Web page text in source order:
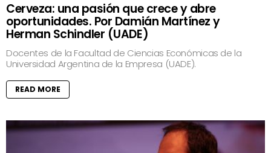
Cerveza: una pasión que crece y abre
oportunidades. Por Damián Martínez y
Herman Schindler (UADE)
Docentes de la Facultad de Ciencias Económicas de la
Universidad Argentina de la Empresa (UADE).
READ MORE